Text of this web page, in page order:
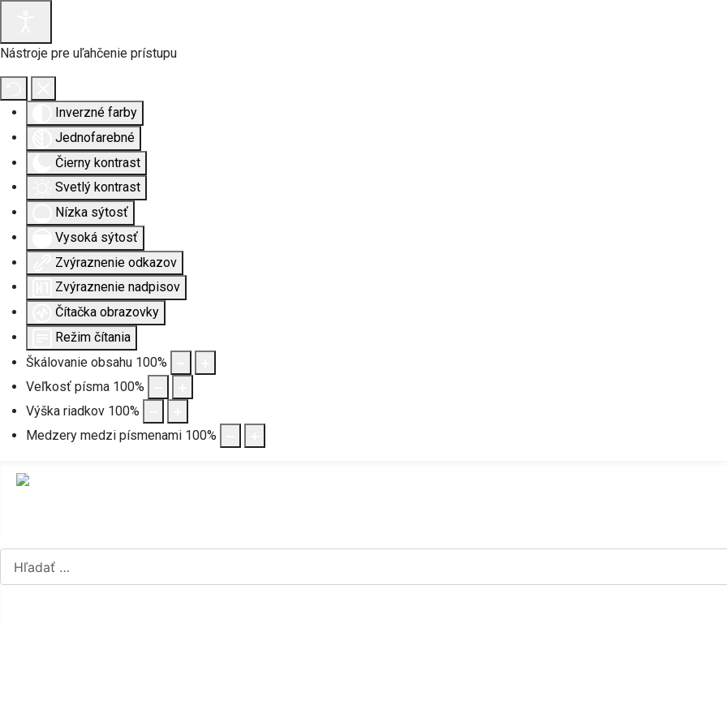
Nástroje pre uľahčenie prístupu
Inverzné farby
Jednofarebné
Čierny kontrast
Svetlý kontrast
Nízka sýtosť
Vysoká sýtosť
Zvýraznenie odkazov
Zvýraznenie nadpisov
Čítačka obrazovky
Režim čítania
Škálovanie obsahu 100%
Veľkosť písma 100%
Výška riadkov 100%
Medzery medzi písmenami 100%